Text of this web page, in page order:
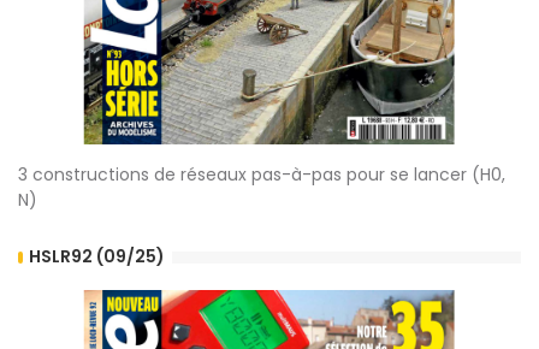
3 constructions de réseaux pas-à-pas pour se lancer (H0,
N)
HSLR92 (09/25)